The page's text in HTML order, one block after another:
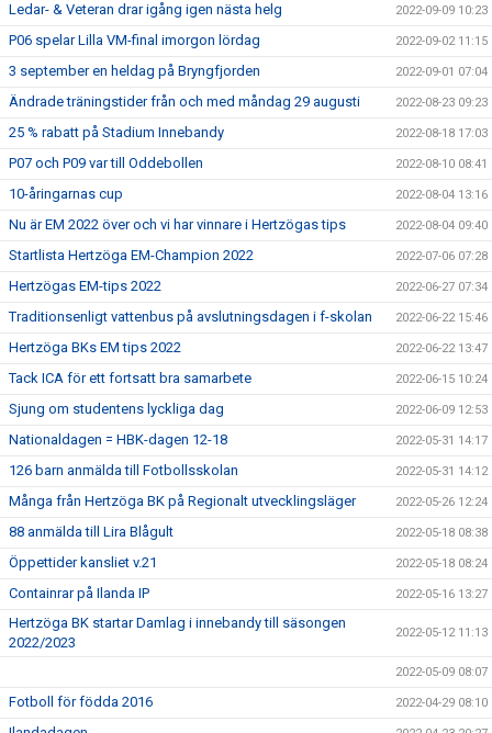
Ledar- & Veteran drar igång igen nästa helg 2022-09-09 10:23
P06 spelar Lilla VM-final imorgon lördag 2022-09-02 11:15
3 september en heldag på Bryngfjorden 2022-09-01 07:04
Ändrade träningstider från och med måndag 29 augusti 2022-08-23 09:23
25 % rabatt på Stadium Innebandy 2022-08-18 17:03
P07 och P09 var till Oddebollen 2022-08-10 08:41
10-åringarnas cup 2022-08-04 13:16
Nu är EM 2022 över och vi har vinnare i Hertzögas tips 2022-08-04 09:40
Startlista Hertzöga EM-Champion 2022 2022-07-06 07:28
Hertzögas EM-tips 2022 2022-06-27 07:34
Traditionsenligt vattenbus på avslutningsdagen i f-skolan 2022-06-22 15:46
Hertzöga BKs EM tips 2022 2022-06-22 13:47
Tack ICA för ett fortsatt bra samarbete 2022-06-15 10:24
Sjung om studentens lyckliga dag 2022-06-09 12:53
Nationaldagen = HBK-dagen 12-18 2022-05-31 14:17
126 barn anmälda till Fotbollsskolan 2022-05-31 14:12
Många från Hertzöga BK på Regionalt utvecklingsläger 2022-05-26 12:24
88 anmälda till Lira Blågult 2022-05-18 08:38
Öppettider kansliet v.21 2022-05-18 08:24
Containrar på Ilanda IP 2022-05-16 13:27
Hertzöga BK startar Damlag i innebandy till säsongen
2022/2023
2022-05-12 11:13
2022-05-09 08:07
Fotboll för födda 2016 2022-04-29 08:10